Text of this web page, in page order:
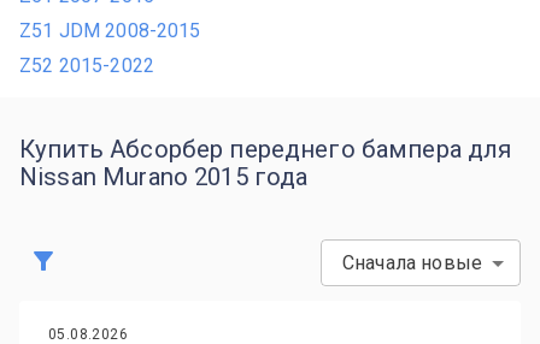
Z51 JDM 2008-2015
Z52 2015-2022
Купить Абсорбер переднего бампера для
Nissan Murano 2015 года
Сначала новые
05.08.2026